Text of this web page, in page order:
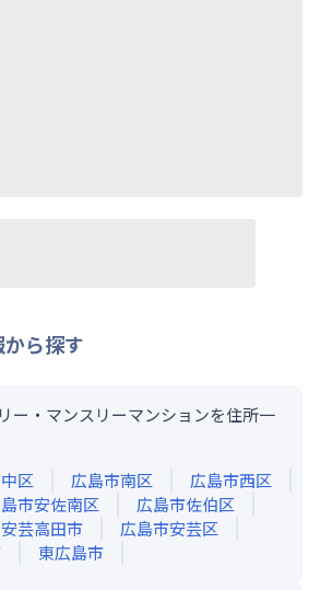
ら探す
ー・マンスリーマンションを住所一
区 広島市南区
広島市西区
市安佐南区
広島市佐伯区
安芸高田市
広島市安芸区
東広島市